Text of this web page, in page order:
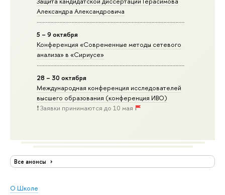
Александра Александровича
5 – 9 октября
Конференция «Современные методы сетевого
анализа» в «Сириусе»
28 – 30 октября
Международная конференция исследователей
высшего образования (конференция ИВО)
❗️ Заявки принимаются до 10 мая
Все анонсы
О Школе